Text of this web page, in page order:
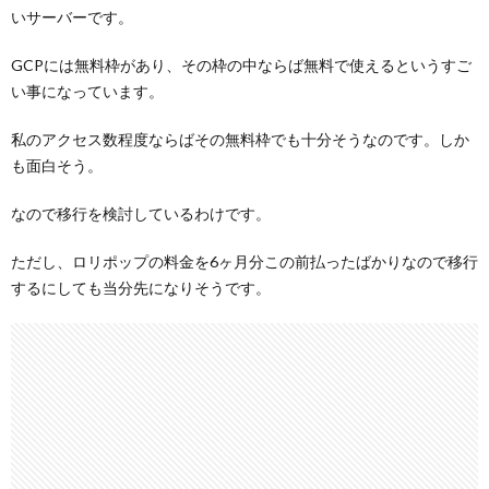
いサーバーです。
GCPには無料枠があり、その枠の中ならば無料で使えるというすご
い事になっています。
私のアクセス数程度ならばその無料枠でも十分そうなのです。しか
も面白そう。
なので移行を検討しているわけです。
ただし、ロリポップの料金を6ヶ月分この前払ったばかりなので移行
するにしても当分先になりそうです。